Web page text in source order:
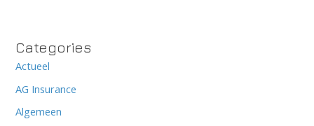
Categories
Actueel
AG Insurance
Algemeen